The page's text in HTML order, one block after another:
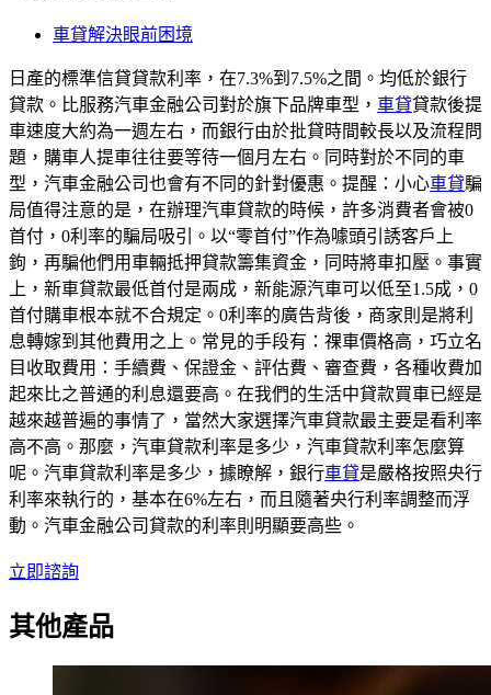
車貸解決眼前困境
日產的標準信貸貸款利率，在7.3%到7.5%之間。均低於銀行
貸款。比服務汽車金融公司對於旗下品牌車型， 車貸貸款後提
車速度大約為一週左右，而銀行由於批貸時間較長以及流程問
題，購車人提車往往要等待一個月左右。同時對於不同的車
型，汽車金融公司也會有不同的針對優惠。提醒：小心車貸騙
局值得注意的是，在辦理汽車貸款的時候，許多消費者會被0
首付，0利率的騙局吸引。以“零首付”作為噱頭引誘客戶上
鉤，再騙他們用車輛抵押貸款籌集資金，同時將車扣壓。事實
上，新車貸款最低首付是兩成，新能源汽車可以低至1.5成，0
首付購車根本就不合規定。0利率的廣告背後，商家則是將利
息轉嫁到其他費用之上。常見的手段有：祼車價格高，巧立名
目收取費用：手續費、保證金、評估費、審查費，各種收費加
起來比之普通的利息還要高。在我們的生活中貸款買車已經是
越來越普遍的事情了，當然大家選擇汽車貸款最主要是看利率
高不高。那麼，汽車貸款利率是多少，汽車貸款利率怎麼算
呢。汽車貸款利率是多少，據瞭解，銀行車貸是嚴格按照央行
利率來執行的，基本在6%左右，而且隨著央行利率調整而浮
動。汽車金融公司貸款的利率則明顯要高些。
立即諮詢
其他產品